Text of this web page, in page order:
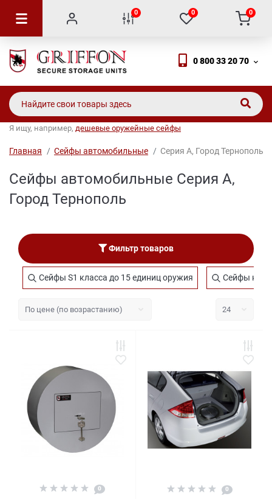
0 0 0
0 800 33 20 70
Я ищу, например, дешевые оружейные сейфы
Главная Сейфы автомобильные Серия A, Город Тернополь
Сейфы автомобильные Серия A,
Город Тернополь
Фильтр товаров
Сейфы S1 класса до 15 единиц оружия Сейфы на
0 0